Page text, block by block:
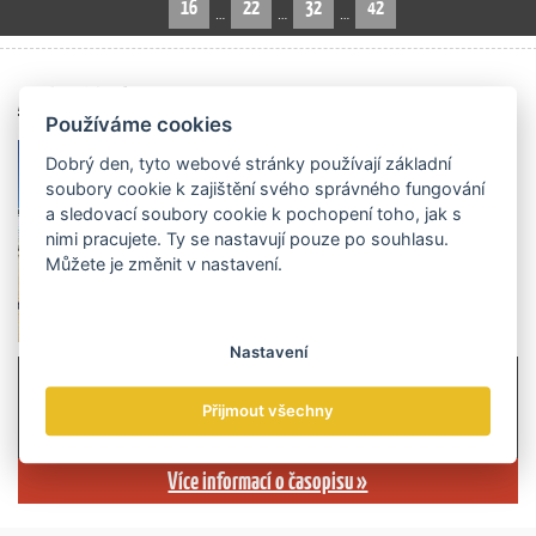
16 … 22 … 32 … 42
Archiv čísel
Více informací o časopisu »
Používáme cookies
Dobrý den, tyto webové stránky používají základní
soubory cookie k zajištění svého správného fungování
a sledovací soubory cookie k pochopení toho, jak s
nimi pracujete. Ty se nastavují pouze po souhlasu.
Můžete je změnit v nastavení.
Nastavení
Přijmout všechny